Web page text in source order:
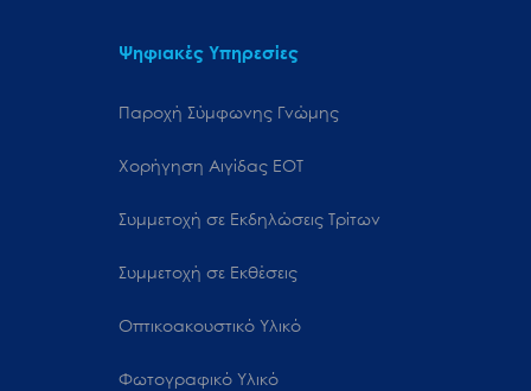
Ψηφιακές Υπηρεσίες
Παροχή Σύμφωνης Γνώμης
Χορήγηση Αιγίδας ΕΟΤ
Συμμετοχή σε Εκδηλώσεις Τρίτων
Συμμετοχή σε Εκθέσεις
Οπτικοακουστικό Υλικό
Φωτογραφικό Υλικό